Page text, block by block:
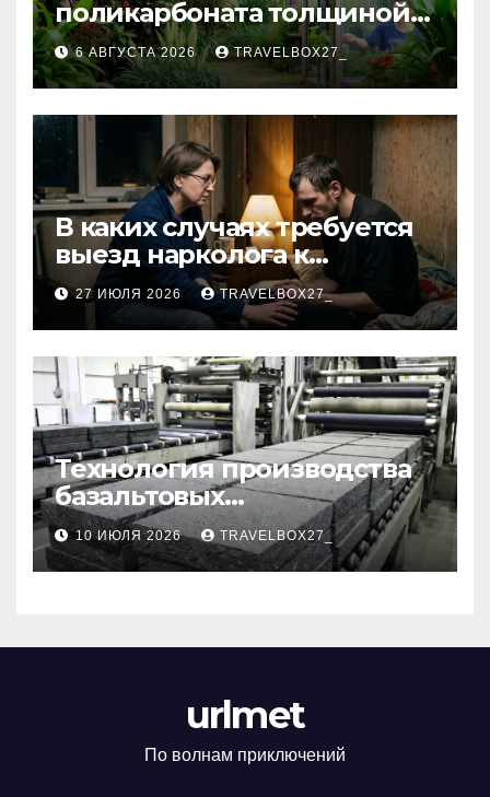
поликарбоната толщиной 4
и 6 мм
6 АВГУСТА 2026 TRAVELBOX27_
В каких случаях требуется
выезд нарколога к
пациенту
27 ИЮЛЯ 2026 TRAVELBOX27_
Технология производства
базальтовых
теплоизоляционных плит
по ГОСТ
10 ИЮЛЯ 2026 TRAVELBOX27_
urlmet
По волнам приключений